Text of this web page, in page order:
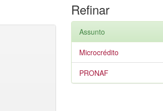
Refinar
Assunto
Microcrédito
PRONAF